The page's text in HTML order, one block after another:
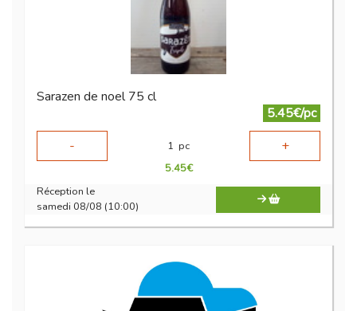
Sarazen de noel 75 cl
5.45€/pc
-
1 pc +
5.45€
Réception le
samedi 08/08 (10:00)